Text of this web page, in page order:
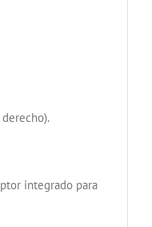
integrado para